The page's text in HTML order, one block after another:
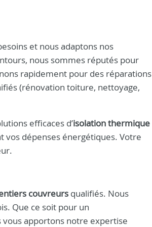
et nous adaptons nos
nous sommes réputés pour
rapidement pour des réparations
(rénovation toiture, nettoyage,
efficaces d’isolation thermique
vos dépenses énergétiques. Votre
couvreurs qualifiés. Nous
Que ce soit pour un
apportons notre expertise